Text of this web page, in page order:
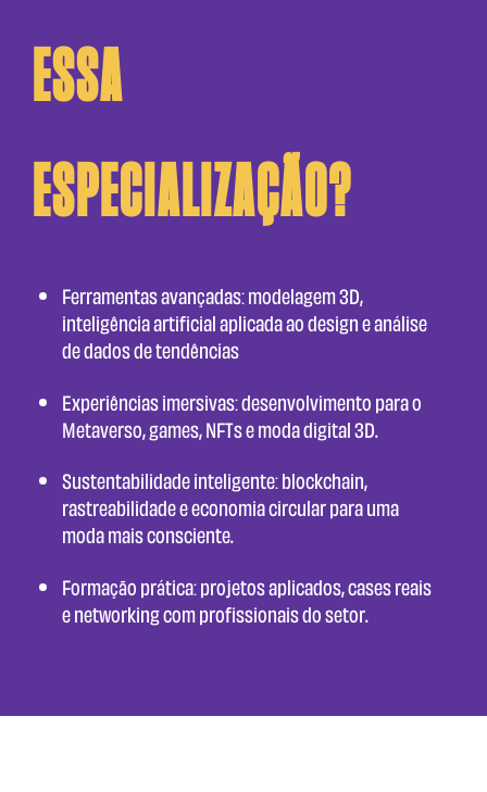
essa
especialização?
Ferramentas avançadas: modelagem 3D,
inteligência artificial aplicada ao design e análise
de dados de tendências
Experiências imersivas: desenvolvimento para o
Metaverso, games, NFTs e moda digital 3D.
Sustentabilidade inteligente: blockchain,
rastreabilidade e economia circular para uma
moda mais consciente.
Formação prática: projetos aplicados, cases reais
e networking com profissionais do setor.